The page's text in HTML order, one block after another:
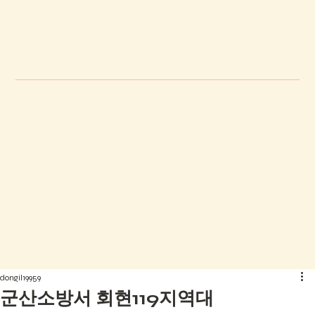
군산소방서 회현119지역대
dongil19959